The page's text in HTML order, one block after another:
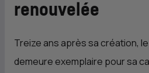
renouvelée
Treize ans après sa création,
demeure exemplaire pour sa